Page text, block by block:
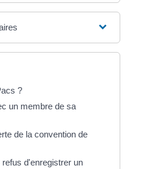
?
un membre de sa
de la convention de
d'enregistrer un